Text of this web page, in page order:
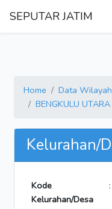
SEPUTAR JATIM
Home Data Wilayah
BENGKULU UTARA
Kelurahan/
Kode
Kelurahan/Desa